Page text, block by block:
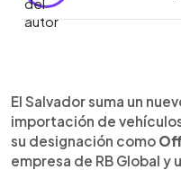
Escuchar
El Salvador suma un
importación de
su designación como
empresa de RB Global y